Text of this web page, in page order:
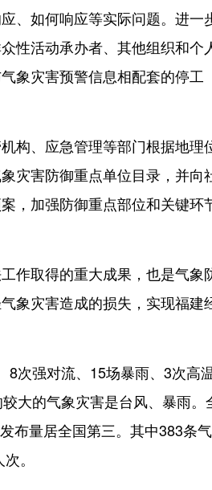
、如何响应等实际问题。进一
性活动承办者、其他组织和个
灾害预警信息相配套的停工
、应急管理等部门根据地理
灾害防御重点单位目录，并向
，加强防御重点部位和关键环
取得的重大成果，也是气象
象灾害造成的损失，实现福建
强对流、15场暴雨、3次高
大的气象灾害是台风、暴雨
布量居全国第三。其中383条
。